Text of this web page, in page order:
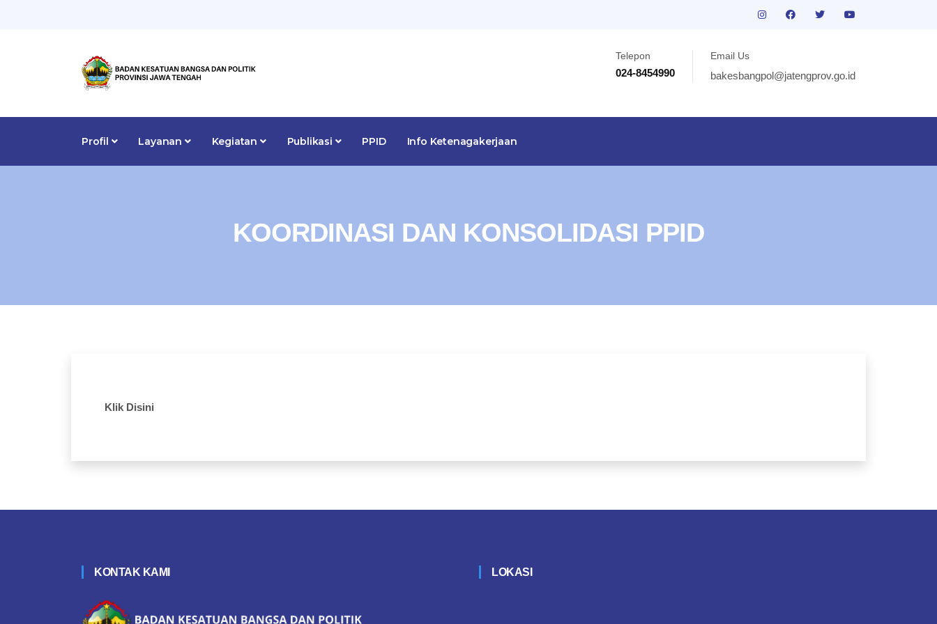
Telepon
024-8454990
Email Us
bakesbangpol@jatengprov.go.id
Profil Layanan Kegiatan Publikasi PPID Info Ketenagakerjaan
KOORDINASI DAN KONSOLIDASI PPID
Klik Disini
KONTAK KAMI LOKASI